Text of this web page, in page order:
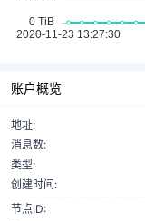
账户概览
地址:
消息数:
类型:
创建时间:
节点ID: